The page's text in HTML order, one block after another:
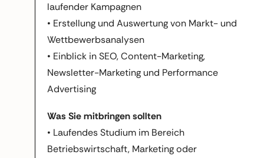
laufender Kampagnen
• Erstellung und Auswertung von Markt- und
Wettbewerbsanalysen
• Einblick in SEO, Content-Marketing,
Newsletter-Marketing und Performance
Advertising
Was Sie mitbringen sollten
• Laufendes Studium im Bereich
Betriebswirtschaft, Marketing oder